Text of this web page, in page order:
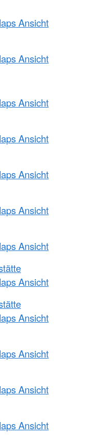
Ansicht
Ansicht
Ansicht
Ansicht
Ansicht
Ansicht
Ansicht
Ansicht
Ansicht
Ansicht
Ansicht
Ansicht